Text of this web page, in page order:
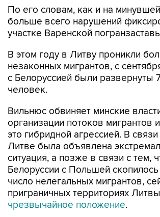
По его словам, как и на
больше всего нарушений
участке Варенской
В этом году в Литву проникли
незаконных мигрантов, с
с Белоруссией были развернуты
человек.
Вильнюс обвиняет минские
организации потоков мигрантов
это гибридной агрессией. В связи
Литве была объявлена
ситуация, а позже в связи с тем,
Белоруссии с Польшей
число нелегальных мигрантов,
приграничных территориях
чрезвычайное положение.